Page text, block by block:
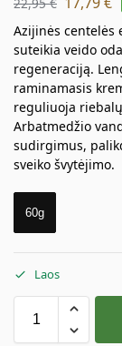
Azijinės centelės
suteikia veido
regeneraciją.
raminamasis
reguliuoja
Arbatmedžio
sudirgimus,
sveiko švytėjimo.
60g
Laos